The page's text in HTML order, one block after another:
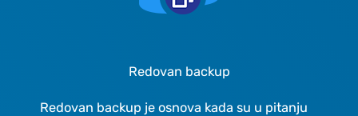
Redovan backup
Redovan backup je osnova kada su u pitanju